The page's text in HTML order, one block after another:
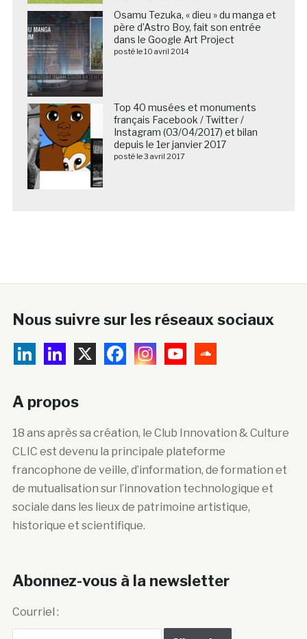
Osamu Tezuka, « dieu » du manga et
père d’Astro Boy, fait son entrée
dans le Google Art Project
posté le 10 avril 2014
Top 40 musées et monuments
français Facebook / Twitter /
Instagram (03/04/2017) et bilan
depuis le 1er janvier 2017
posté le 3 avril 2017
Nous suivre sur les réseaux sociaux
A propos
18 ans après sa création, le Club Innovation & Culture
CLIC est devenu la principale plateforme
francophone de veille, d’information, de formation et
de mutualisation sur l’innovation technologique et
sociale dans les lieux de patrimoine artistique,
historique et scientifique.
Abonnez-vous à la newsletter
Courriel :